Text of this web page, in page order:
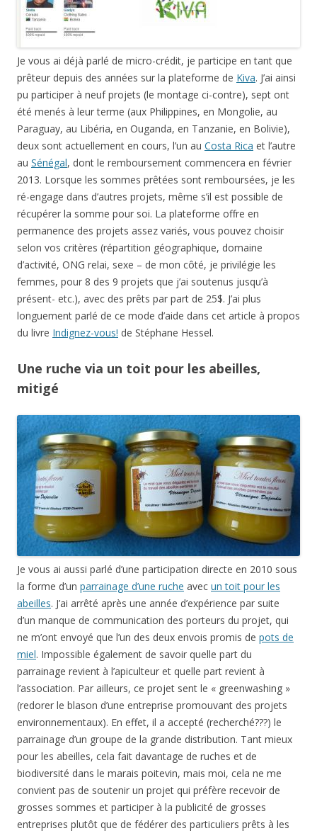
récupérer la somme pour soi. La plateforme offre en
permanence des projets assez variés, vous pouvez choisir
selon vos critères (répartition géographique, domaine
d’activité, ONG relai, sexe – de mon côté, je privilégie les
femmes, pour 8 des 9 projets que j’ai soutenus jusqu’à
présent- etc.), avec des prêts par part de 25$. J’ai plus
longuement parlé de ce mode d’aide dans cet article à propos
du livreIndignez-vous!de Stéphane Hessel.
Une ruche via un toit pour les abeilles,
mitigé
Je vous ai aussi parlé d’une participation directe en 2010 sous
la forme d’un
d’un manque de communication des porteurs du projet, qui
ne m’ont envoyé que l’un des deux envois promis depots de
miel. Impossible également de savoir quelle part du
parrainage revient à l’apiculteur et quelle part revient à
l’association. Par ailleurs, ce projet sent le « greenwashing »
(redorer le blason d’une entreprise promouvant des projets
environnementaux). En effet, il a accepté (recherché???) le
parrainage d’un groupe de la grande distribution. Tant mieux
pour les abeilles, cela fait davantage de ruches et de
biodiversité dans le marais poitevin, mais moi, cela ne me
convient pas de soutenir un projet qui préfère recevoir de
grosses sommes et participer à la publicité de grosses
entreprises plutôt que de fédérer des particuliers prêts à les
soutenir.
Je suis en revanche toujours prête à soutenir ce genre de
projets ou d’autres en lien avec une agriculture responsable
et respectueuse de l’environnement… (laisser un
commentaire ou clic sur le lien contact en bas de page pour
me contacter en privé).
Ulule et le financement participatif
Je vais vous parler aujourd’hui d’un autre système de
financement au nom barbare, le crowdfunding, littéralement